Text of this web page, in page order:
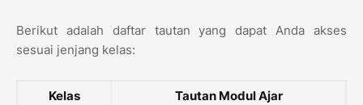
Berikut adalah daftar tautan yang dapat Anda akses
sesuai jenjang kelas:
Kelas
Tautan Modul Ajar